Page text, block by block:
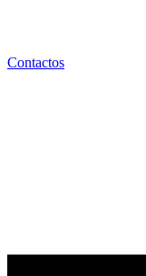
Contactos